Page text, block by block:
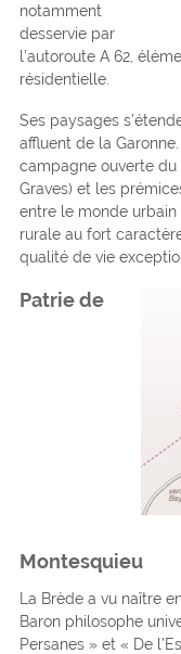
notamment
desservie par
l’autoroute A 62,
résidentielle.
Ses paysages
affluent de la
campagne ouverte du
Graves) et les
entre le monde urbain
rurale au fort
qualité de vie
Patrie de
Montesquieu
La Brède a vu naître
Baron philosophe
Persanes » et « De